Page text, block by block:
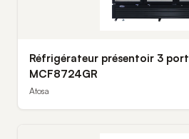
Réfrigérateur présentoir 3
MCF8724GR
Atosa